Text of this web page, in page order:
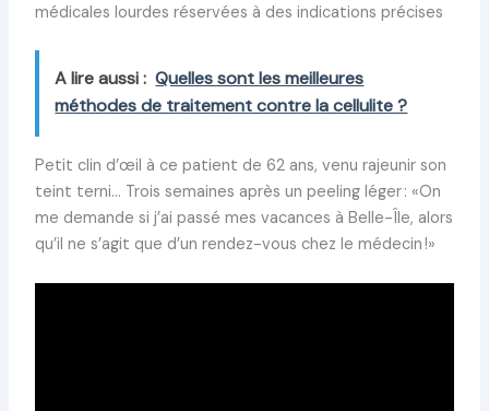
médicales lourdes réservées à des indications précises
A lire aussi : Quelles sont les meilleures
méthodes de traitement contre la cellulite ?
Petit clin d’œil à ce patient de 62 ans, venu rajeunir son
teint terni… Trois semaines après un peeling léger : «On
me demande si j’ai passé mes vacances à Belle-Île, alors
qu’il ne s’agit que d’un rendez-vous chez le médecin !»